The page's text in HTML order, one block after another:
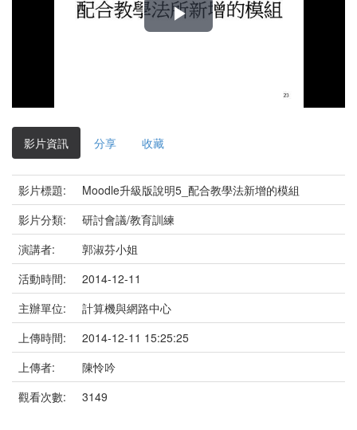
播
影片資訊 分享 收藏
影片標題:
Moodle升級版說明5_配合教學法新增的模組
影片分類:
研討會議/教育訓練
演講者:
郭淑芬小姐
活動時間:
2014-12-11
主辦單位:
計算機與網路中心
上傳時間:
2014-12-11 15:25:25
上傳者:
陳怜吟
觀看次數:
3149